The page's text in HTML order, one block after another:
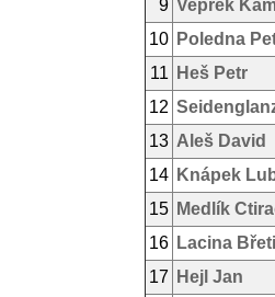
9 Vepřek
10 Poledna
11
Heš Petr
12
13 Aleš David
14 Knápek
15 Medlík
16 Lacina
17
Hejl Jan